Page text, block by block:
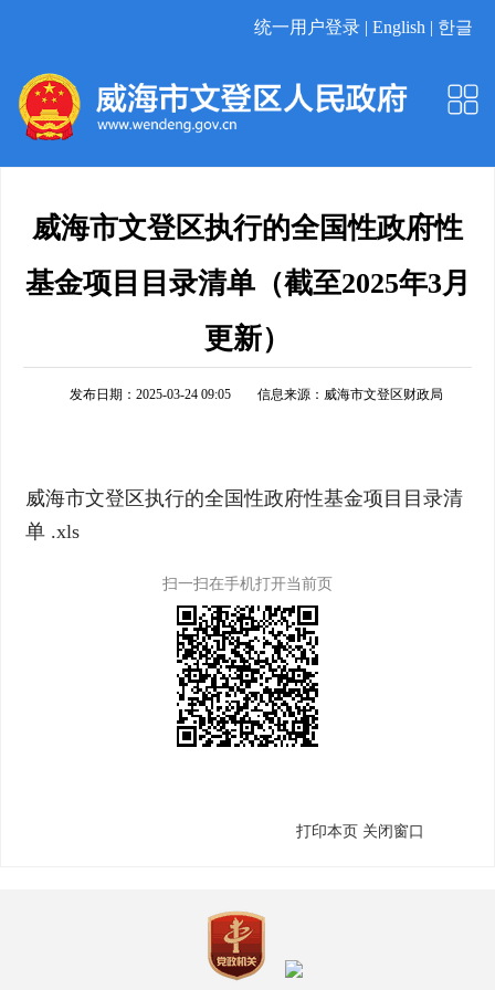
统一用户登录 | English | 한글
威海市文登区执行的全国性政府性
基金项目目录清单（截至2025年3月
更新）
发布日期：2025-03-24 09:05 信息来源： 威海市文登区财政局
威海市文登区执行的全国性政府性基金项目目录清
单 .xls
扫一扫在手机打开当前页
打印本页 关闭窗口